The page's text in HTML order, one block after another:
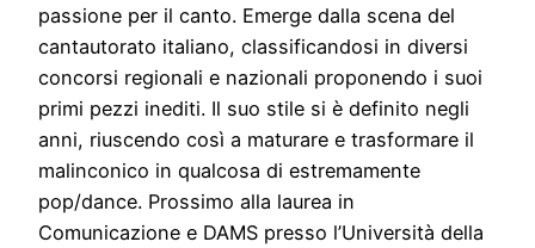
passione per il canto. Emerge dalla scena del
cantautorato italiano, classificandosi in diversi
concorsi regionali e nazionali proponendo i suoi
primi pezzi inediti. Il suo stile si è definito negli
anni, riuscendo così a maturare e trasformare il
malinconico in qualcosa di estremamente
pop/dance. Prossimo alla laurea in
Comunicazione e DAMS presso l’Università della